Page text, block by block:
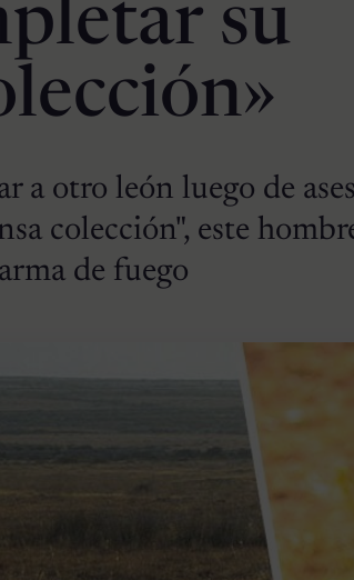
su
a otro león luego de
colección", este
de fuego